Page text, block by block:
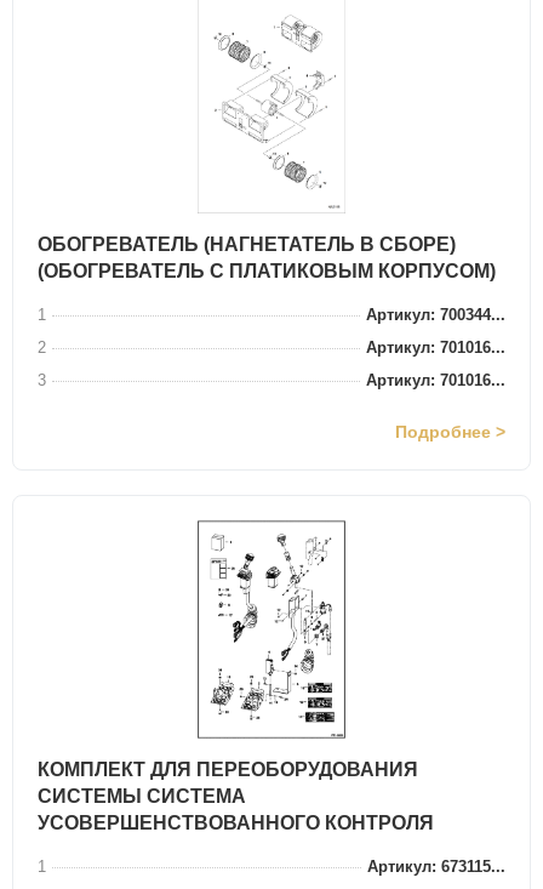
ОБОГРЕВАТЕЛЬ (НАГНЕТАТЕЛЬ В СБОРЕ)
(ОБОГРЕВАТЕЛЬ С ПЛАТИКОВЫМ КОРПУСОМ)
1
Артикул: 700344...
2
Артикул: 701016...
3
Артикул: 701016...
Подробнее >
КОМПЛЕКТ ДЛЯ ПЕРЕОБОРУДОВАНИЯ
СИСТЕМЫ СИСТЕМА
УСОВЕРШЕНСТВОВАННОГО КОНТРОЛЯ
1
Артикул: 673115...